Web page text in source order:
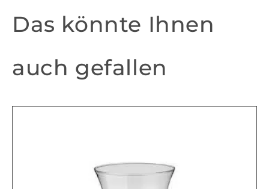
Das könnte Ihnen
auch gefallen